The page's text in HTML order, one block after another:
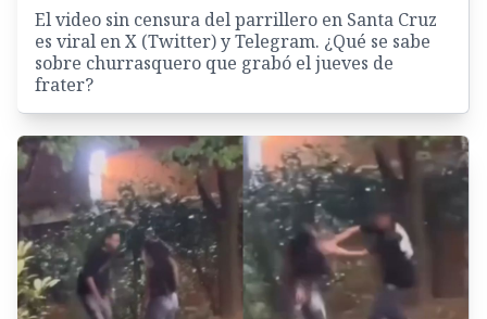
El video sin censura del parrillero en Santa Cruz
es viral en X (Twitter) y Telegram. ¿Qué se sabe
sobre churrasquero que grabó el jueves de
frater?